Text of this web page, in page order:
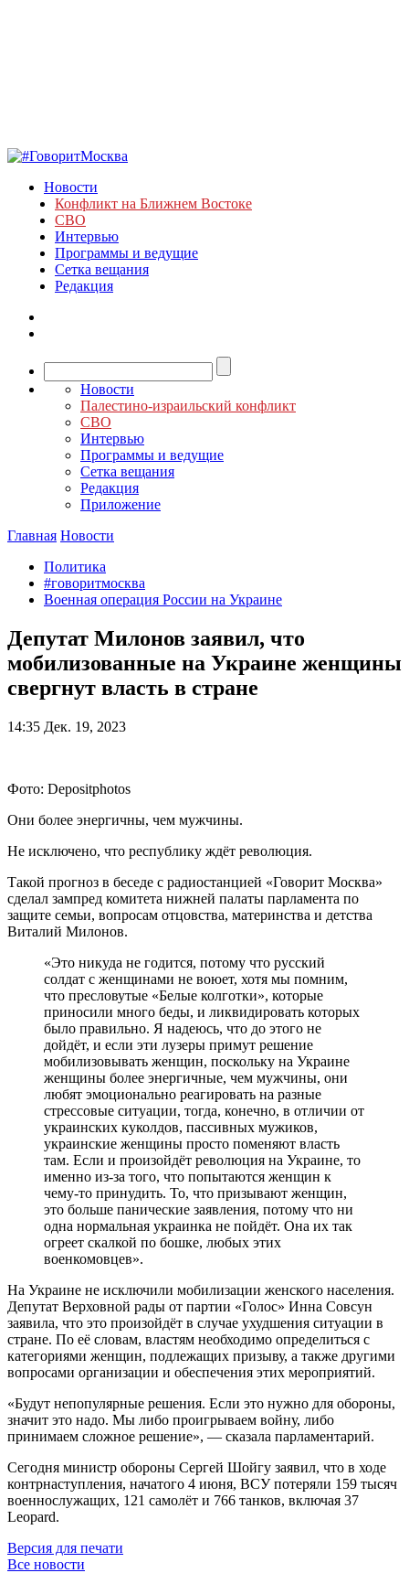
Новости
Конфликт на Ближнем Востоке
СВО
Интервью
Программы и ведущие
Сетка вещания
Редакция
Новости
Палестино-израильский конфликт
СВО
Интервью
Программы и ведущие
Сетка вещания
Редакция
Приложение
Главная Новости
Политика
#говоритмосква
Военная операция России на Украине
Депутат Милонов заявил, что
мобилизованные на Украине женщины
свергнут власть в стране
14:35 Дек. 19, 2023
Фото: Depositphotos
Они более энергичны, чем мужчины.
Не исключено, что республику ждёт революция.
Такой прогноз в беседе с радиостанцией «Говорит Москва»
сделал зампред комитета нижней палаты парламента по
защите семьи, вопросам отцовства, материнства и детства
Виталий Милонов.
«Это никуда не годится, потому что русский
солдат с женщинами не воюет, хотя мы помним,
что пресловутые «Белые колготки», которые
приносили много беды, и ликвидировать которых
было правильно. Я надеюсь, что до этого не
дойдёт, и если эти лузеры примут решение
мобилизовывать женщин, поскольку на Украине
женщины более энергичные, чем мужчины, они
любят эмоционально реагировать на разные
стрессовые ситуации, тогда, конечно, в отличии от
украинских куколдов, пассивных мужиков,
украинские женщины просто поменяют власть
там. Если и произойдёт революция на Украине, то
именно из-за того, что попытаются женщин к
чему-то принудить. То, что призывают женщин,
это больше панические заявления, потому что ни
одна нормальная украинка не пойдёт. Она их так
огреет скалкой по бошке, любых этих
военкомовцев».
На Украине не исключили мобилизации женского населения.
Депутат Верховной рады от партии «Голос» Инна Совсун
заявила, что это произойдёт в случае ухудшения ситуации в
стране. По её словам, властям необходимо определиться с
категориями женщин, подлежащих призыву, а также другими
вопросами организации и обеспечения этих мероприятий.
«Будут непопулярные решения. Если это нужно для обороны,
значит это надо. Мы либо проигрываем войну, либо
принимаем сложное решение», — сказала парламентарий.
Сегодня министр обороны Сергей Шойгу заявил, что в ходе
контрнаступления, начатого 4 июня, ВСУ потеряли 159 тысяч
военнослужащих, 121 самолёт и 766 танков, включая 37
Leopard.
Версия для печати
Все новости